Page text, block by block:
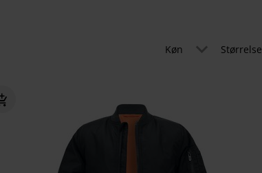
Køn Størrelse